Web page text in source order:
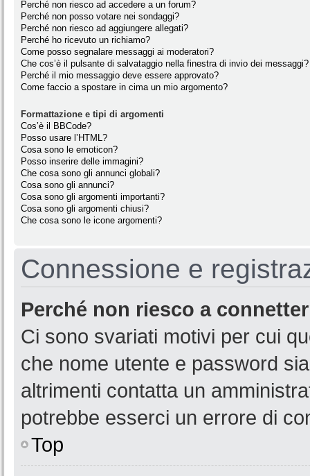
Perché non riesco ad accedere a un forum?
Perché non posso votare nei sondaggi?
Perché non riesco ad aggiungere allegati?
Perché ho ricevuto un richiamo?
Come posso segnalare messaggi ai moderatori?
Che cos’è il pulsante di salvataggio nella finestra di invio dei messaggi?
Perché il mio messaggio deve essere approvato?
Come faccio a spostare in cima un mio argomento?
Formattazione e tipi di argomenti
Cos’è il BBCode?
Posso usare l’HTML?
Cosa sono le emoticon?
Posso inserire delle immagini?
Che cosa sono gli annunci globali?
Cosa sono gli annunci?
Cosa sono gli argomenti importanti?
Cosa sono gli argomenti chiusi?
Che cosa sono le icone argomenti?
Connessione e
Perché non riesco a
Ci sono svariati motivi per cui
che nome utente e password
altrimenti contatta un
potrebbe esserci un errore di
Top